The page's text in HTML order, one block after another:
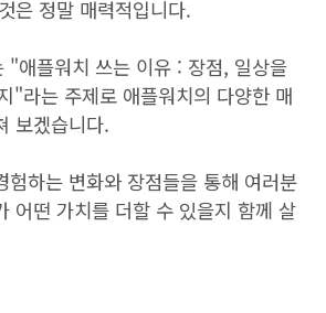
은 정말 매력적입니다.
"애플워치 쓰는 이유 : 장점, 일상을
"라는 주제로 애플워치의 다양한 매
보겠습니다.
험하는 변화와 장점들을 통해 여러분
어떤 가치를 더할 수 있을지 함께 살